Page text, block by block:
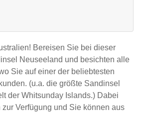
Bereisen Sie bei dieser
Neuseeland und besichten alle
Sie auf einer der beliebtesten
(u.a. die größte Sandinsel
der Whitsunday Islands.) Dabei
Verfügung und Sie können aus